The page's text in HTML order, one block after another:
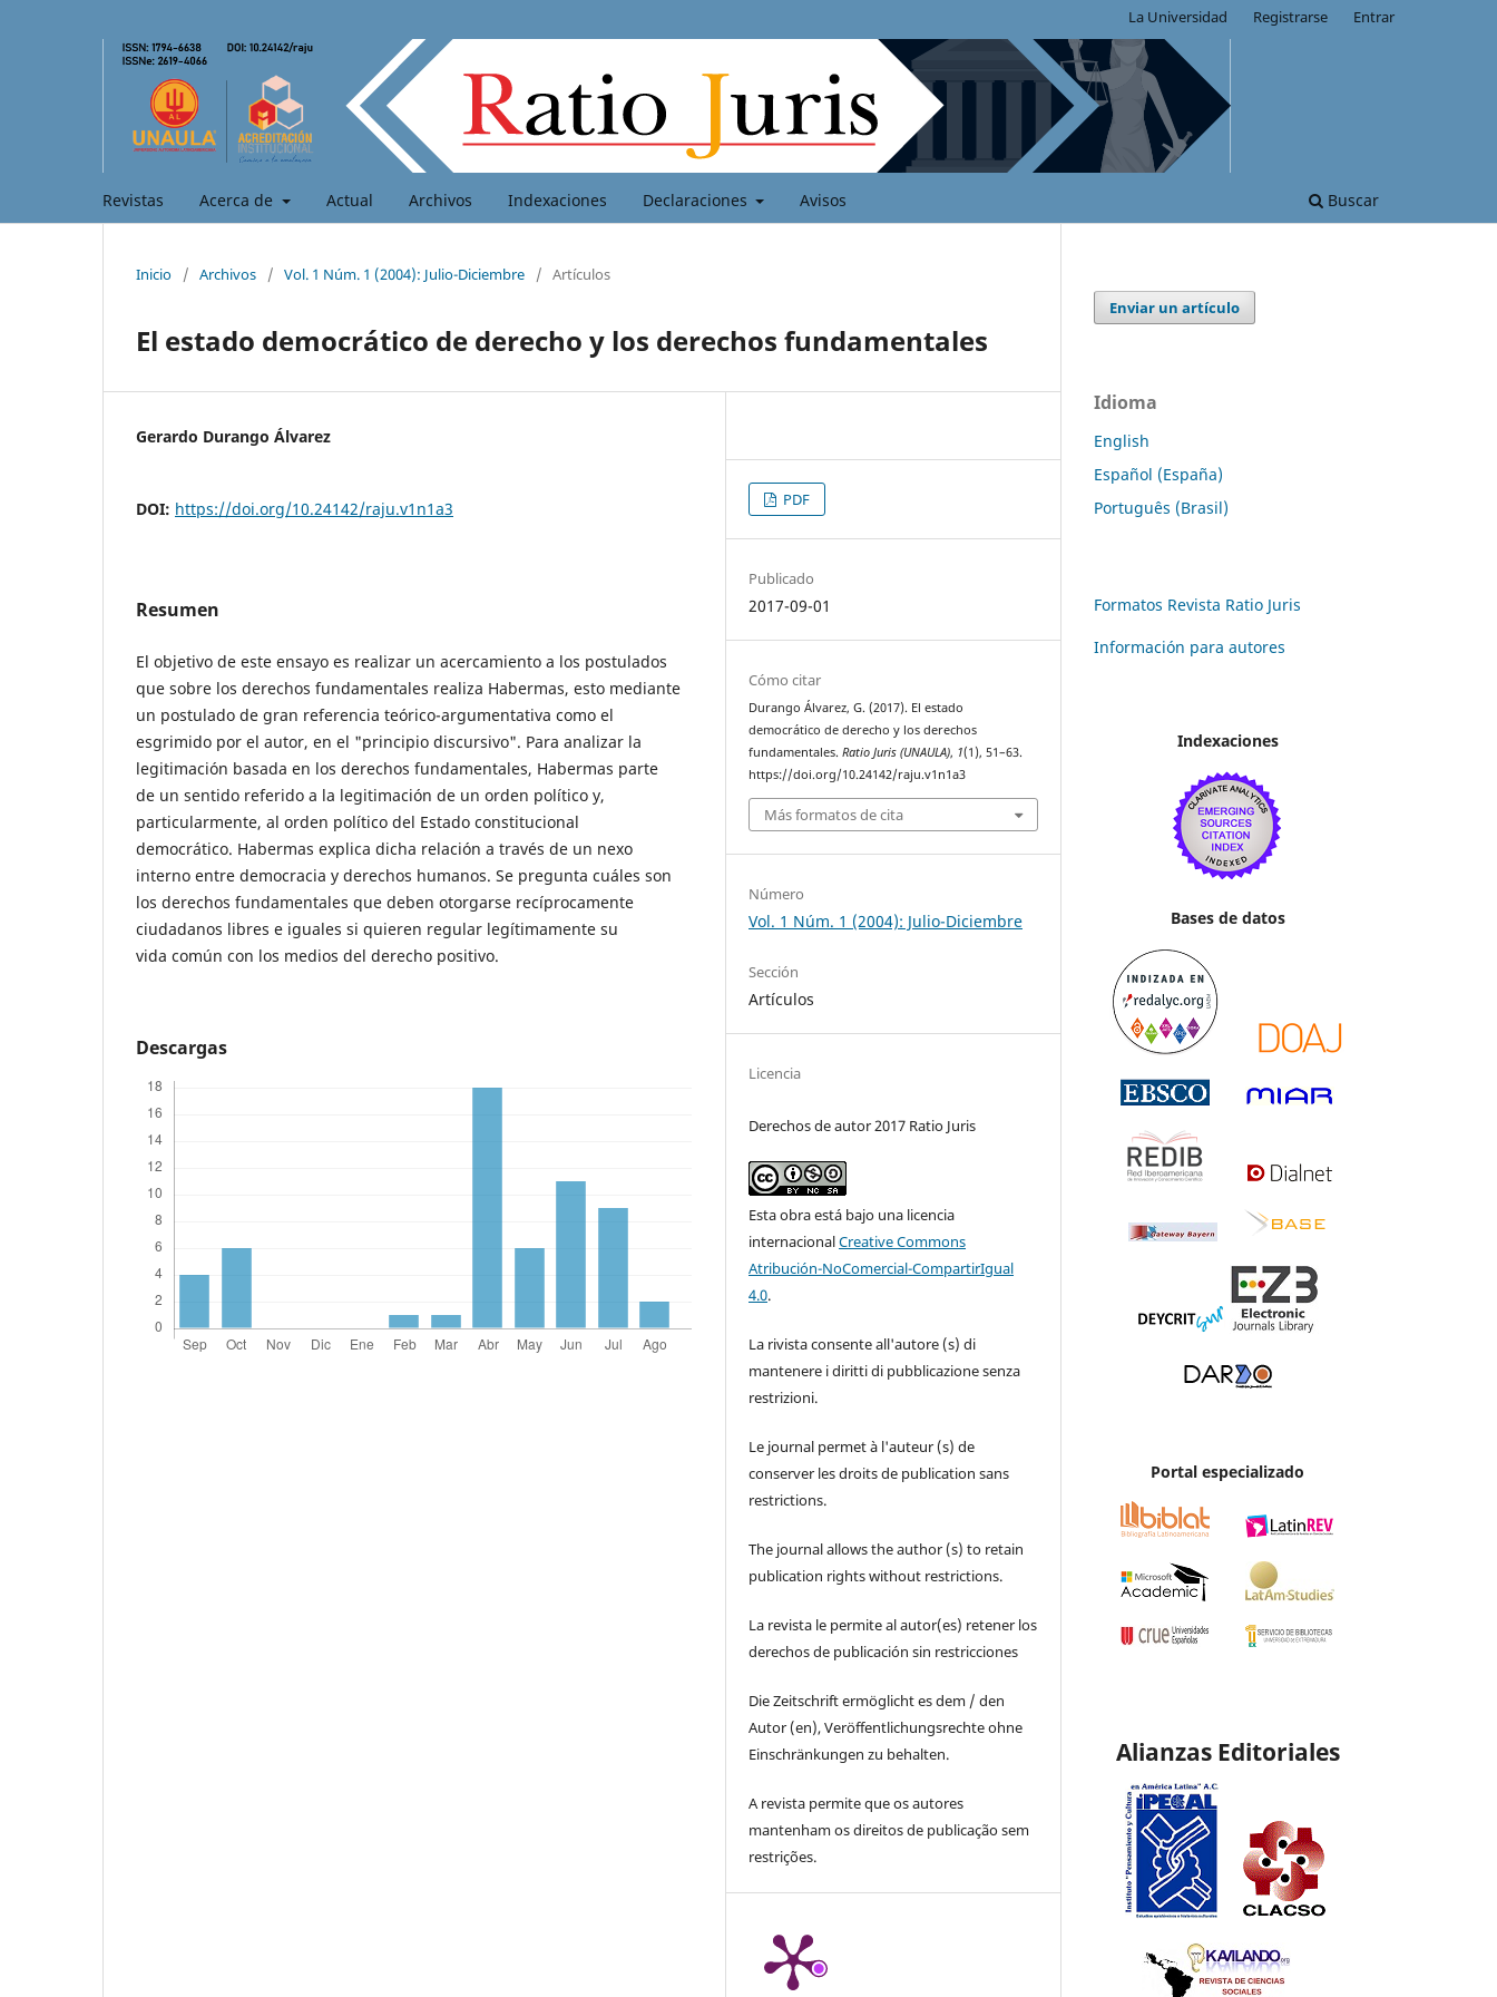
Revistas Acerca de Actual Archivos Indexaciones Declaraciones Avisos Buscar
La Universidad Registrarse Entrar
Inicio / Archivos / Vol. 1 Núm. 1 (2004): Julio-Diciembre / Artículos
El estado democrático de derecho y los derechos fundamentales
Gerardo Durango Álvarez
DOI: https://doi.org/10.24142/raju.v1n1a3
Resumen
El objetivo de este ensayo es realizar un acercamiento a los postulados
que sobre los derechos fundamentales realiza Habermas, esto mediante
un postulado de gran referencia teórico-argumentativa como el
esgrimido por el autor, en el "principio discursivo". Para analizar la
legitimación basada en los derechos fundamentales, Habermas parte
de un sentido referido a la legitimación de un orden político y,
particularmente, al orden político del Estado constitucional
democrático. Habermas explica dicha relación a través de un nexo
interno entre democracia y derechos humanos. Se pregunta cuáles son
los derechos fundamentales que deben otorgarse recíprocamente
ciudadanos libres e iguales si quieren regular legítimamente su
vida común con los medios del derecho positivo.
Descargas
PDF
Publicado
2017-09-01
Cómo citar
Durango Álvarez, G. (2017). El estado
democrático de derecho y los derechos
fundamentales.Ratio Juris (UNAULA), 1(1), 51–63.
https://doi.org/10.24142/raju.v1n1a3
Más formatos de cita
Número
Vol. 1 Núm. 1 (2004): Julio-Diciembre
Sección
Artículos
Licencia
Derechos de autor 2017 Ratio Juris
Esta obra está bajo una licencia
internacionalCreative Commons
Atribución-NoComercial-CompartirIgual
4.0.
La rivista consente all'autore (s) di
mantenere i diritti di pubblicazione senza
restrizioni.
Le journal permet à l'auteur (s) de
conserver les droits de publication sans
restrictions.
The journal allows the author (s) to retain
publication rights without restrictions.
La revista le permite al autor(es) retener los
derechos de publicación sin restricciones
Die Zeitschrift ermöglicht es dem / den
Autor (en), Veröffentlichungsrechte ohne
Einschränkungen zu behalten.
A revista permite que os autores
mantenham os direitos de publicação sem
restrições.
Enviar un artículo
Idioma
English
Español (España)
Português (Brasil)
Formatos Revista Ratio Juris
Información para autores
Indexaciones
Bases de datos
Portal especializado
Alianzas Editoriales